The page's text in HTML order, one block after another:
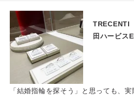
TRECENTI
田ハービス
「結婚指輪を探そう」と思っても、